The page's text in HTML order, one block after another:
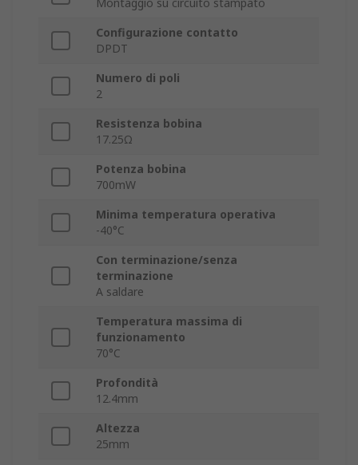
Montaggio su circuito stampato
Configurazione contatto
DPDT
Numero di poli
2
Resistenza bobina
17.25Ω
Potenza bobina
700mW
Minima temperatura operativa
-40°C
Con terminazione/senza
terminazione
A saldare
Temperatura massima di
funzionamento
70°C
Profondità
12.4mm
Altezza
25mm